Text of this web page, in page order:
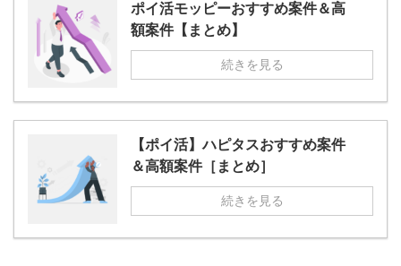
ポイ活モッピーおすすめ案件＆高
額案件【まとめ】
続きを見る
【ポイ活】ハピタスおすすめ案件
＆高額案件［まとめ］
続きを見る